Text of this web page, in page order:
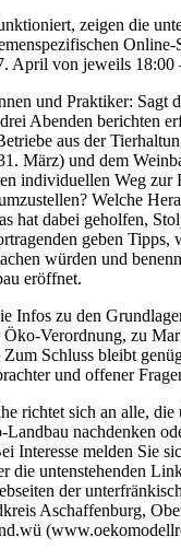
zeigen die
Online-
April von jeweils 18:00
und Praktiker: Sagt
Abenden berichten
aus der
März) und dem
individuellen Weg
Welche
hat dabei geholfen,
geben Tipps,
würden und
eröffnet.
Infos zu den
Verordnung, zu
Schluss bleibt
und offener
richtet sich an alle, die
nachdenken
Interesse melden Sie
die untenstehenden
der
Aschaffenburg,